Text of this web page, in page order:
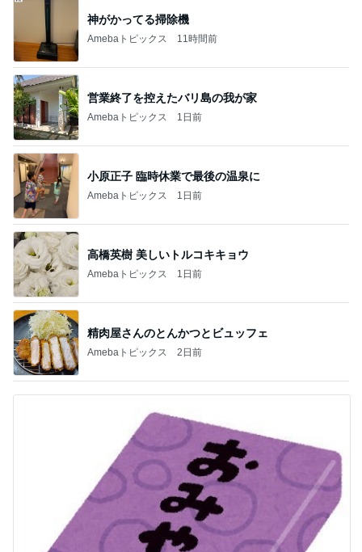
神がかってる掃除機
Amebaトピックス 11時間前
営業終了を控えたバリ島の我が家
Amebaトピックス 1日前
小原正子 臨時休業で最後の温泉に
Amebaトピックス 1日前
高橋英樹 美しいトルコキキョウ
Amebaトピックス 1日前
精肉屋さんのとんかつとビュッフェ
Amebaトピックス 2日前